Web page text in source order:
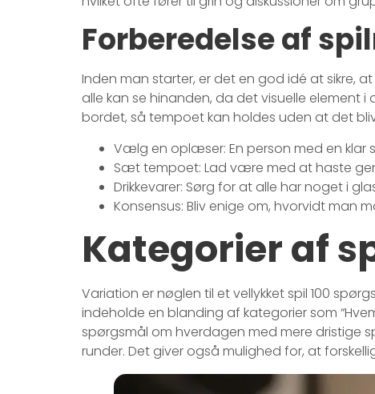
Forberedelse af
Inden man starter, er det en god idé at sikre,
alle kan se hinanden, da det visuelle
bordet, så tempoet kan holdes uden at det
Vælg en oplæser: En person med en klar
Sæt tempoet: Lad være med at haste
Drikkevarer: Sørg for at alle har noget i
Konsensus: Bliv enige om, hvorvidt man
Kategorier af
Variation er nøglen til et vellykket spil 100
indeholde en blanding af kategorier som
spørgsmål om hverdagen med mere dristige
runder. Det giver også mulighed for, at